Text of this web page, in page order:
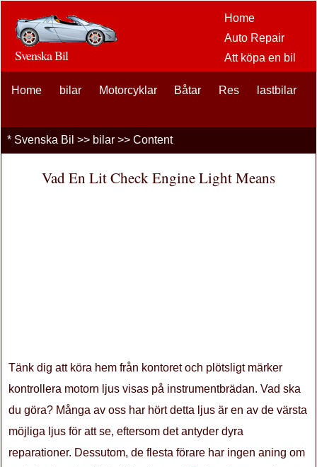
Home
Auto Repair
Att köpa en bil
eftermarknaden
Finansiering
Svenska Bil
Home bilar Motorcyklar Båtar Res lastbilar
* Svenska Bil >> bilar >> Content
Vad En Lit Check Engine Light Means
Tänk dig att köra hem från kontoret och plötsligt märker
kontrollera motorn ljus visas på instrumentbrädan. Vad ska
du göra? Många av oss har hört detta ljus är en av de värsta
möjliga ljus för att se, eftersom det antyder dyra
reparationer. Dessutom, de flesta förare har ingen aning om